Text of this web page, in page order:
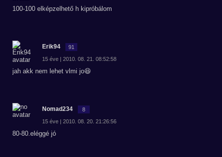
100-100 elképzelhető h kipróbálom
Erik94 91
15 éve | 2010. 08. 21. 08:52:58
jah akk nem lehet vlmi jo😆
Nomad234 8
15 éve | 2010. 08. 20. 21:26:56
80-80.eléggé jó